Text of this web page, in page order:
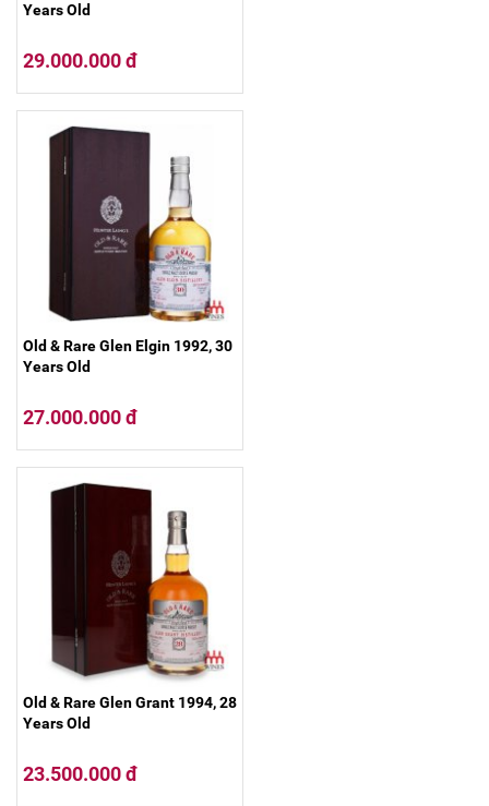
Years Old
29.000.000 đ
Old & Rare Glen Elgin 1992, 30
Years Old
27.000.000 đ
Old & Rare Glen Grant 1994, 28
Years Old
23.500.000 đ